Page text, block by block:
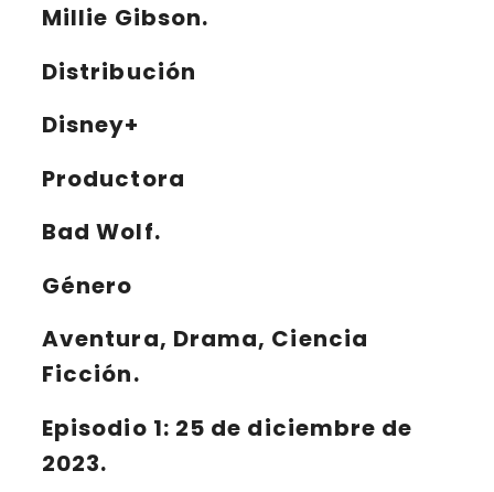
Millie Gibson.
Distribución
Disney+
Productora
Bad Wolf.
Género
Aventura, Drama, Ciencia
Ficción.
Episodio 1: 25 de diciembre de
2023.